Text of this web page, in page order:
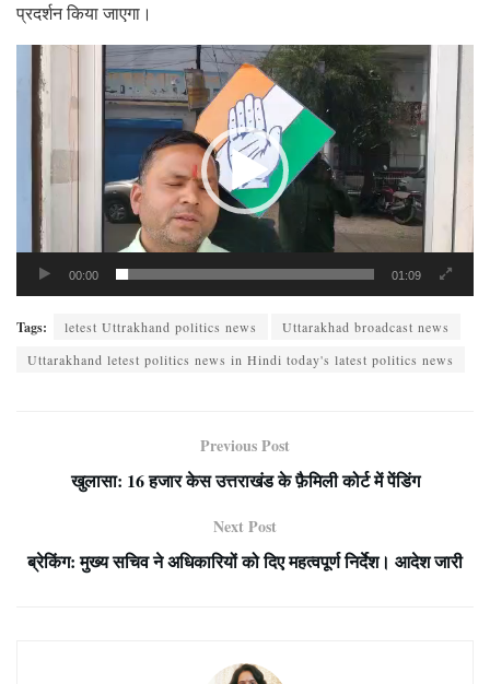
प्रदर्शन किया जाएगा।
Video
Player
00:00 01:09
Tags: letest Uttrakhand politics news
Uttarakhad broadcast news
Uttarakhand letest politics news in Hindi today's latest politics news
Previous Post
खुलासा: 16 हजार केस उत्तराखंड के फ़ैमिली कोर्ट में पेंडिंग
Next Post
ब्रेकिंग: मुख्य सचिव ने अधिकारियों को दिए महत्वपूर्ण निर्देश। आदेश जारी